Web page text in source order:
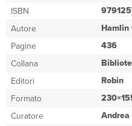
ISBN
Autore Hamlin
Pagine 436
Collana
Editori Robin
Formato
Curatore